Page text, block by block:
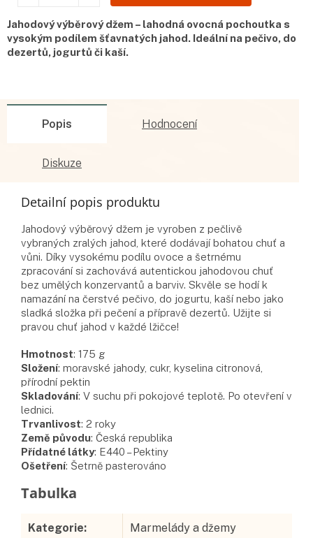
Jahodový výběrový džem – lahodná ovocná pochoutka s
vysokým podílem šťavnatých jahod. Ideální na pečivo, do
dezertů, jogurtů či kaší.
Popis Hodnocení
Diskuze
Detailní popis produktu
Jahodový výběrový džem je vyroben z pečlivě
vybraných zralých jahod, které dodávají bohatou chuť a
vůni. Díky vysokému podílu ovoce a šetrnému
zpracování si zachovává autentickou jahodovou chuť
bez umělých konzervantů a barviv. Skvěle se hodí k
namazání na čerstvé pečivo, do jogurtu, kaší nebo jako
sladká složka při pečení a přípravě dezertů. Užijte si
pravou chuť jahod v každé lžičce!
Hmotnost: 175 g
Složení: moravské jahody, cukr, kyselina citronová,
přírodní pektin
Skladování: V suchu při pokojové teplotě. Po otevření v
lednici.
Trvanlivost: 2 roky
Země původu: Česká republika
Přídatné látky: E440 – Pektiny
Ošetření: Šetrně pasterováno
Kategorie: Marmelády a džemy